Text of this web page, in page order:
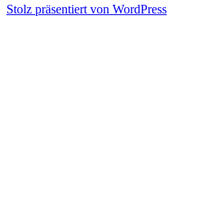
Stolz präsentiert von WordPress